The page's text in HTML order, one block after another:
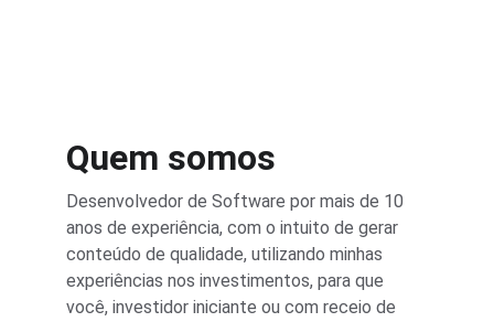
Quem somos
Desenvolvedor de Software por mais de 10
anos de experiência, com o intuito de gerar
conteúdo de qualidade, utilizando minhas
experiências nos investimentos, para que
você, investidor iniciante ou com receio de